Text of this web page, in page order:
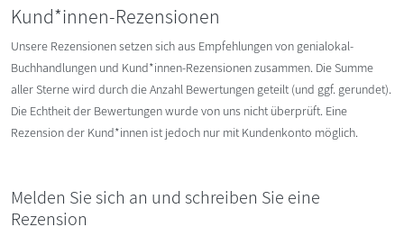
Kund*innen-Rezensionen
Unsere Rezensionen setzen sich aus Empfehlungen von genialokal-
Buchhandlungen und Kund*innen-Rezensionen zusammen. Die Summe
aller Sterne wird durch die Anzahl Bewertungen geteilt (und ggf. gerundet).
Die Echtheit der Bewertungen wurde von uns nicht überprüft. Eine
Rezension der Kund*innen ist jedoch nur mit Kundenkonto möglich.
Melden Sie sich an und schreiben Sie eine
Rezension